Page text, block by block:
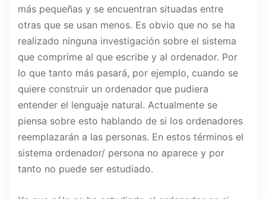
más pequeñas y se encuentran situadas entre
otras que se usan menos. Es obvio que no se ha
realizado ninguna investigación sobre el sistema
que comprime al que escribe y al ordenador. Por
lo que tanto más pasará, por ejemplo, cuando se
quiere construir un ordenador que pudiera
entender el lenguaje natural. Actualmente se
piensa sobre esto hablando de si los ordenadores
reemplazarán a las personas. En estos términos el
sistema ordenador/ persona no aparece y por
tanto no puede ser estudiado.